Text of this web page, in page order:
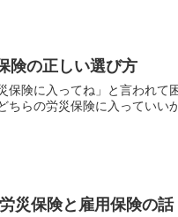
険の正しい選び方
災保険と雇用保険の話